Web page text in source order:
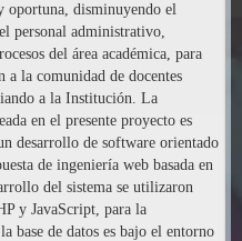
oportuna, disminuyendo el
personal administrativo,
del área académica, para
a la comunidad de docentes
a la Institución. La
en el presente proyecto es
desarrollo de software orientado
de ingeniería web basada en
del sistema se utilizaron
y JavaScript, para la
base de datos es bajo el entorno